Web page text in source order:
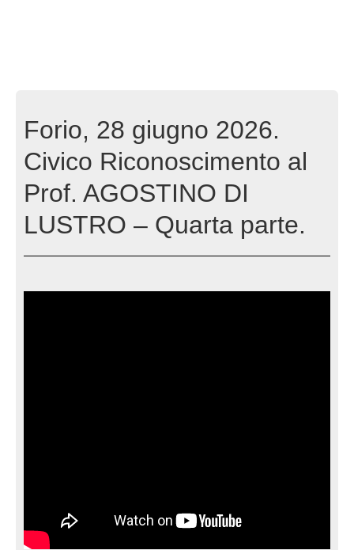
Forio, 28 giugno 2026.
Civico Riconoscimento al
Prof. AGOSTINO DI
LUSTRO – Quarta parte.